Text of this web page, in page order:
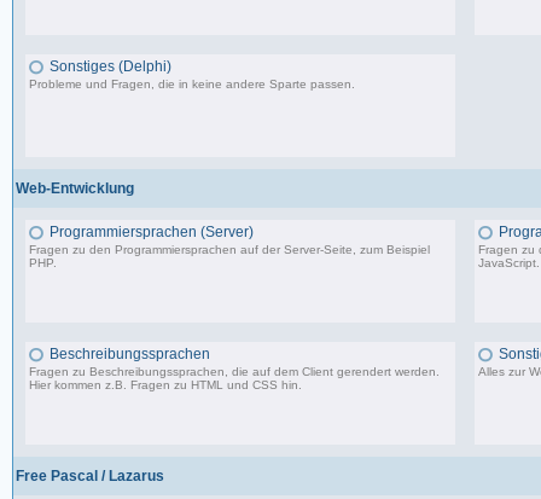
Sonstiges (Delphi)
Probleme und Fragen, die in keine andere Sparte passen.
Web-Entwicklung
Programmiersprachen (Server)
Fragen zu den Programmiersprachen auf der Server-Seite, zum Beispiel
PHP.
Fragen zu
JavaScript.
Beschreibungssprachen
Fragen zu Beschreibungssprachen, die auf dem Client gerendert werden.
Hier kommen z.B. Fragen zu HTML und CSS hin.
Alles zur
Free Pascal / Lazarus